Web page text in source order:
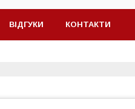
ВІДГУКИ КОНТАКТИ